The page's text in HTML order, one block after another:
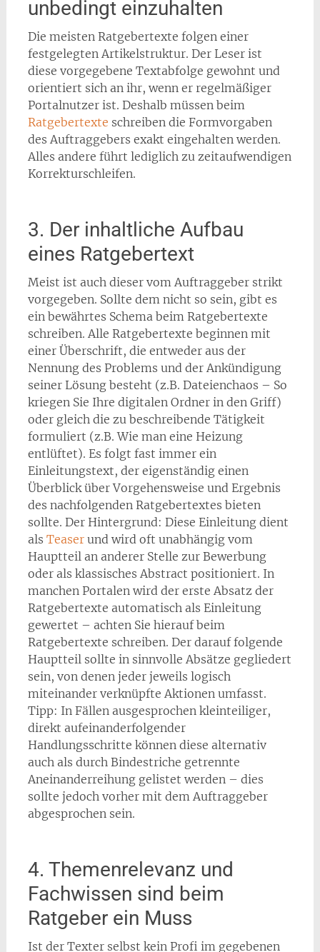
unbedingt einzuhalten
Die meisten Ratgebertexte folgen einer
festgelegten Artikelstruktur. Der Leser ist
diese vorgegebene Textabfolge gewohnt und
orientiert sich an ihr, wenn er regelmäßiger
Portalnutzer ist. Deshalb müssen beim
Ratgebertexte schreiben die Formvorgaben
des Auftraggebers exakt eingehalten werden.
Alles andere führt lediglich zu zeitaufwendigen
Korrekturschleifen.
3. Der inhaltliche Aufbau
eines Ratgebertext
Meist ist auch dieser vom Auftraggeber strikt
vorgegeben. Sollte dem nicht so sein, gibt es
ein bewährtes Schema beim Ratgebertexte
schreiben. Alle Ratgebertexte beginnen mit
einer Überschrift, die entweder aus der
Nennung des Problems und der Ankündigung
seiner Lösung besteht (z.B. Dateienchaos – So
kriegen Sie Ihre digitalen Ordner in den Griff)
oder gleich die zu beschreibende Tätigkeit
formuliert (z.B. Wie man eine Heizung
entlüftet). Es folgt fast immer ein
Einleitungstext, der eigenständig einen
Überblick über Vorgehensweise und Ergebnis
des nachfolgenden Ratgebertextes bieten
sollte. Der Hintergrund: Diese Einleitung dient
als Teaserund wird oft unabhängig vom
Hauptteil an anderer Stelle zur Bewerbung
oder als klassisches Abstract positioniert. In
manchen Portalen wird der erste Absatz der
Ratgebertexte automatisch als Einleitung
gewertet – achten Sie hierauf beim
Ratgebertexte schreiben. Der darauf folgende
Hauptteil sollte in sinnvolle Absätze gegliedert
sein, von denen jeder jeweils logisch
miteinander verknüpfte Aktionen umfasst.
Tipp: In Fällen ausgesprochen kleinteiliger,
direkt aufeinanderfolgender
Handlungsschritte können diese alternativ
auch als durch Bindestriche getrennte
Aneinanderreihung gelistet werden – dies
sollte jedoch vorher mit dem Auftraggeber
abgesprochen sein.
4. Themenrelevanz und
Fachwissen sind beim
Ratgeber ein Muss
Ist der Texter selbst kein Profi im gegebenen